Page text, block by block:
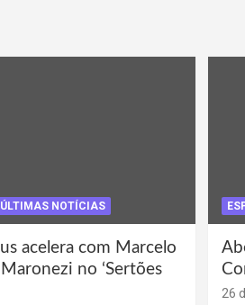
ÚLTIMAS NOTÍCIAS
acelera com Marcelo
no ‘Sertões
26